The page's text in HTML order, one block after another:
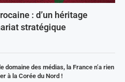
: d’un héritage
stratégique
domaine des médias, la France n’a rien
à la Corée du Nord !